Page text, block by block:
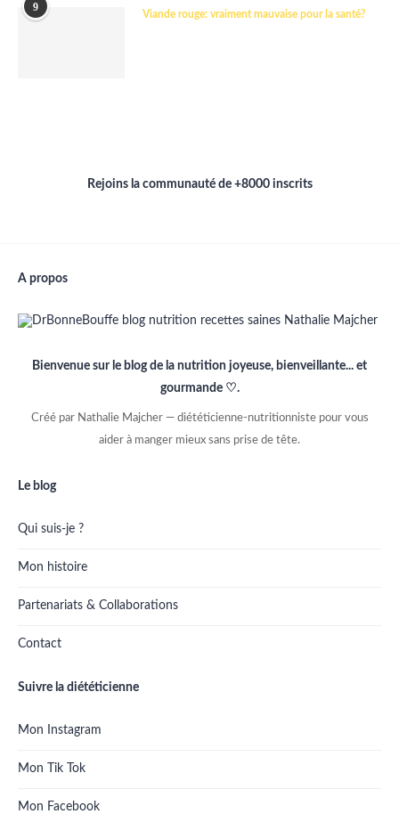
9
Viande rouge: vraiment mauvaise pour la santé?
Rejoins la communauté de +8000 inscrits
A propos
Bienvenue sur le blog de la nutrition joyeuse, bienveillante... et
gourmande ♡.
Créé par Nathalie Majcher — diététicienne-nutritionniste pour vous
aider à manger mieux sans prise de tête.
Le blog
Qui suis-je ?
Mon histoire
Partenariats & Collaborations
Contact
Suivre la diététicienne
Mon Instagram
Mon Tik Tok
Mon Facebook